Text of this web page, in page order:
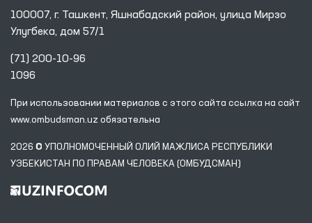
100007, г. Ташкент, Яшнабадский район, улица Мирзо
Улугбека, дом 57/1
(71) 200-10-96
1096
При использовании материалов с этого сайта ссылка на сайт
www.ombudsman.uz обязательна
2026 © УПОЛНОМОЧЕННЫЙ ОЛИЙ МАЖЛИСА РЕСПУБЛИКИ
УЗБЕКИСТАН ПО ПРАВАМ ЧЕЛОВЕКА (ОМБУДСМАН)